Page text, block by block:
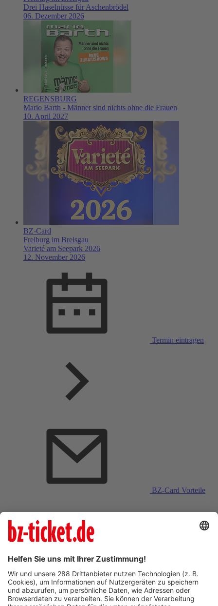
Drei Haselnüsse für Aschenbrödel
06. Dezember 2026
REGENSBURG
Mario Barth - Männer sind nichts ohne die Frauen
10. April 2027
BZ-Card
Freiburg im Breisgau
Varieté am Seepark 2026
12. November 2026
Termin eintragen
BZ-Card Vorteile